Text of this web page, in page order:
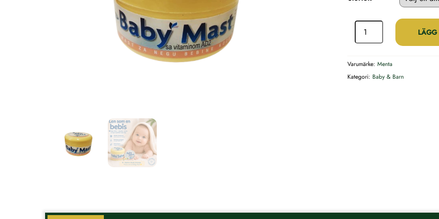
Baby
Salva
vitamin
A+D
LÄGG
Varumärke: Menta
Kategori: Baby & Barn